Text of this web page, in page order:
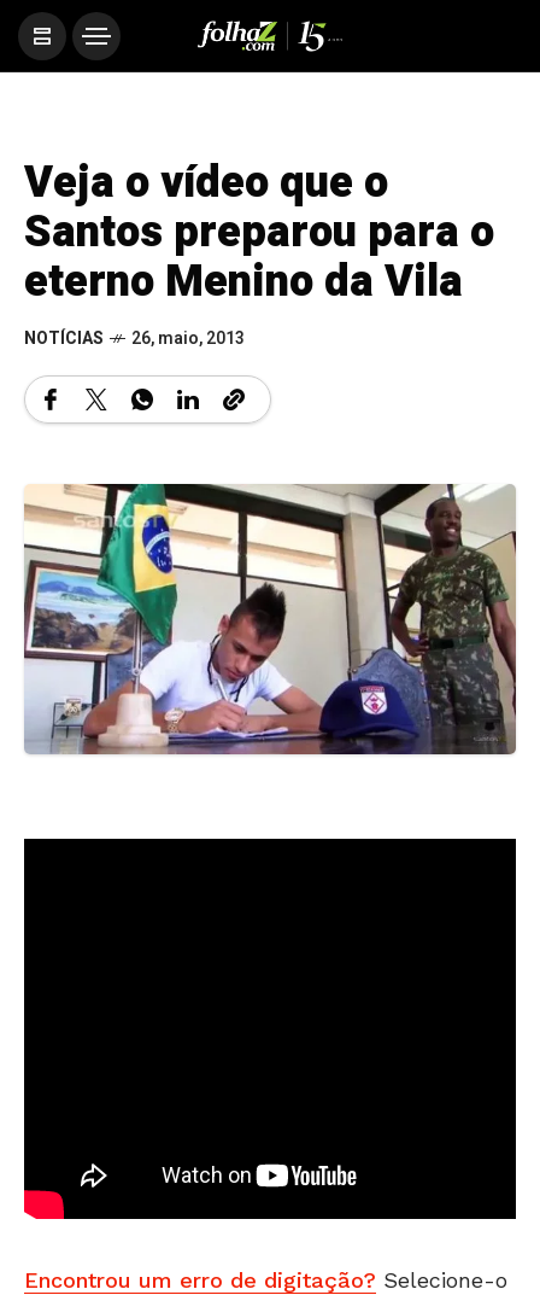
Veja o vídeo que o
Santos preparou para o
eterno Menino da Vila
NOTÍCIAS 26, maio, 2013
Encontrou um erro de digitação? Selecione-o